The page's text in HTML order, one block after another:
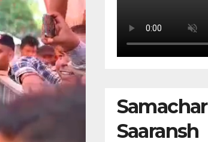
Samachar
Saaransh